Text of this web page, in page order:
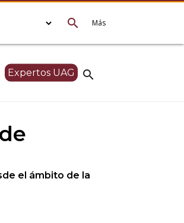
Más
search
search
Expertos UAG
el ámbito de la